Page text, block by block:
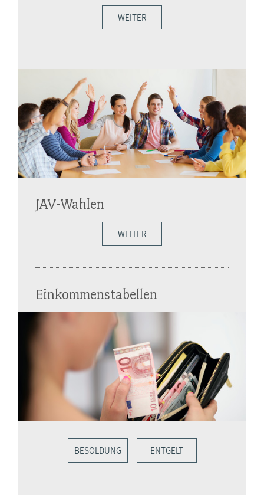
WEITER
JAV-Wahlen
WEITER
Einkommenstabellen
BESOLDUNG ENTGELT